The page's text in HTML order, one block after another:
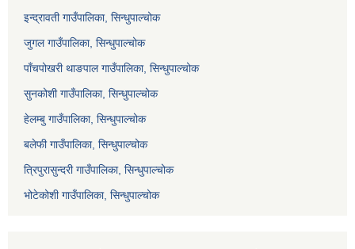
इन्द्रावती गाउँपालिका, सिन्धुपाल्चोक
जुगल गाउँपालिका, सिन्धुपाल्चोक
पाँचपोखरी थाङपाल गाउँपालिका, सिन्धुपाल्चोक
सुनकोशी गाउँपालिका, सिन्धुपाल्चोक
हेलम्बु गाउँपालिका, सिन्धुपाल्चोक
बलेफी गाउँपालिका, सिन्धुपाल्चोक
त्रिपुरासुन्दरी गाउँपालिका, सिन्धुपाल्चोक
भोटेकोशी गाउँपालिका, सिन्धुपाल्चोक